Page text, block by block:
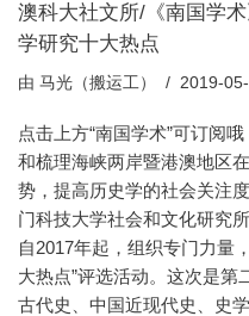
澳科大社文所/《南国学
学研究十大热点
由 马光（搬运工） 2019-
点击上方“南国学术”可订阅
和梳理海峡两岸暨港澳地区
势，提高历史学的社会关注
门科技大学社会和文化研究
自2017年起，组织专门力量
大热点”评选活动。这次是第
古代史、中国近现代史、史